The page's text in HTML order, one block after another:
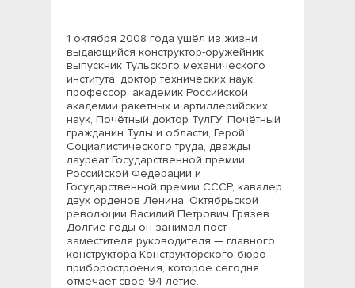
1 октября 2008 года ушёл из жизни
выдающийся конструктор-оружейник,
выпускник Тульского механического
института, доктор технических наук,
профессор, академик Российской
академии ракетных и артиллерийских
наук, Почётный доктор ТулГУ, Почётный
гражданин Тулы и области, Герой
Социалистического труда, дважды
лауреат Государственной премии
Российской Федерации и
Государственной премии СССР, кавалер
двух орденов Ленина, Октябрьской
революции Василий Петрович Грязев.
Долгие годы он занимал пост
заместителя руководителя — главного
конструктора Конструкторского бюро
приборостроения, которое сегодня
отмечает своё 94-летие.